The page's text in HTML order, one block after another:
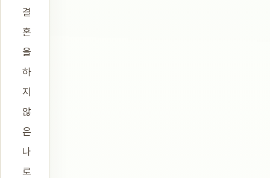
결
혼
을
하
지
않
은
나
로